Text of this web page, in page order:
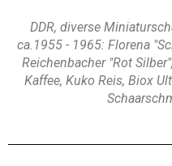
DDR, diverse
ca.1955 - 1965: Florena
Reichenbacher "Rot
Kaffee, Kuko Reis, Biox